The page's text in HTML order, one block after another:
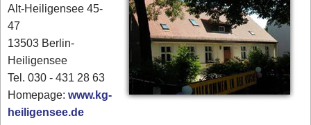
Alt-Heiligensee 45-
47
13503 Berlin-
Heiligensee
Tel. 030 - 431 28 63
Homepage:www.kg-
heiligensee.de